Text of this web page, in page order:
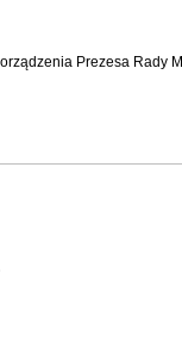
Prezesa Rady